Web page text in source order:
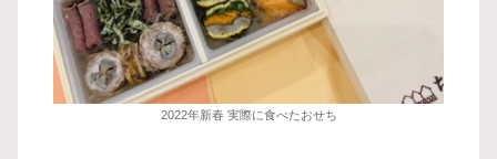
2022年新春 実際に食べたおせち